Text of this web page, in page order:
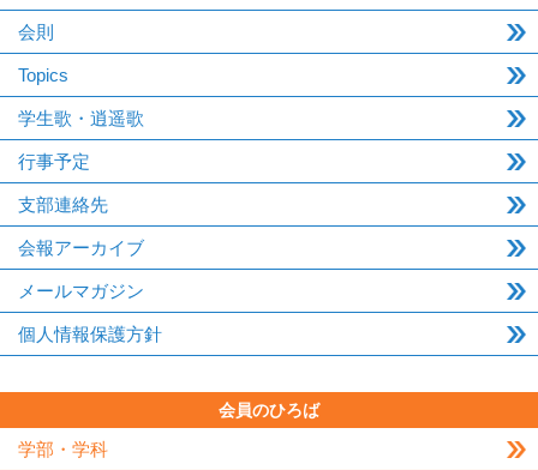
会則
Topics
学生歌・逍遥歌
行事予定
支部連絡先
会報アーカイブ
メールマガジン
個人情報保護方針
会員のひろば
学部・学科